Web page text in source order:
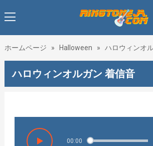
ホームページ » Halloween » ハロウィンオ
ハロウィンオルガン 着信音
00:00